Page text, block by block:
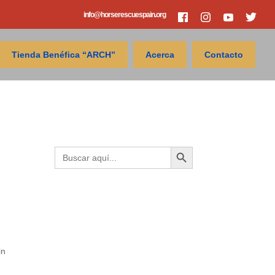
info@horserescuespain.org
Tienda Benéfica “ARCH” Acerca Contacto
Buscar: Botón de búsqueda